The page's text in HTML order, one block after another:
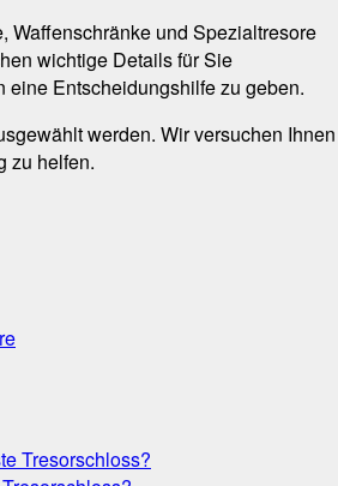
Waffenschränke und Spezialtresore
wichtige Details für Sie
eine Entscheidungshilfe zu geben.
werden. Wir versuchen Ihnen
zu helfen.